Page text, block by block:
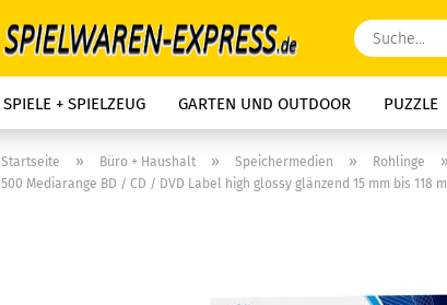
SPIELE + SPIELZEUG GARTEN UND OUTDOOR PUZZLE
Startseite » Büro + Haushalt » Speichermedien » Rohlinge »
500 Mediarange BD / CD / DVD Label high glossy glänzend 15 mm bis 118